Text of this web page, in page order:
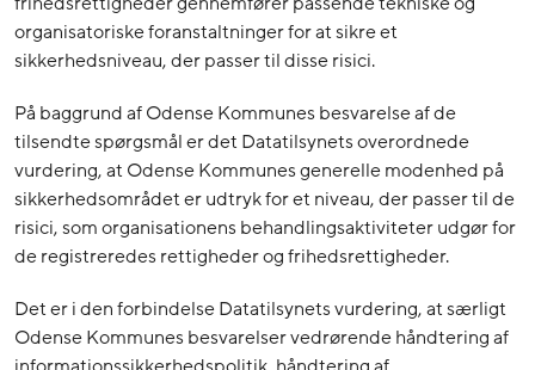
organisatoriske foranstaltninger for at sikre et
sikkerhedsniveau, der passer til disse risici.
På baggrund af Odense Kommunes besvarelse af de
tilsendte spørgsmål er det Datatilsynets overordnede
vurdering, at Odense Kommunes generelle modenhed på
sikkerhedsområdet er udtryk for et niveau, der passer til de
risici, som organisationens behandlingsaktiviteter udgør for
de registreredes rettigheder og frihedsrettigheder.
Det er i den forbindelse Datatilsynets vurdering, at særligt
Odense Kommunes besvarelser vedrørende håndtering af